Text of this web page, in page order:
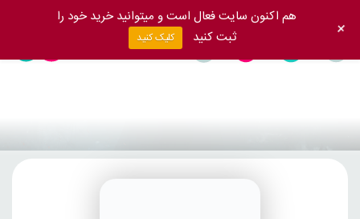
هم اکنون سایت فعال است و میتوانید خرید خود را
ثبت کنید
کلیک کنید +